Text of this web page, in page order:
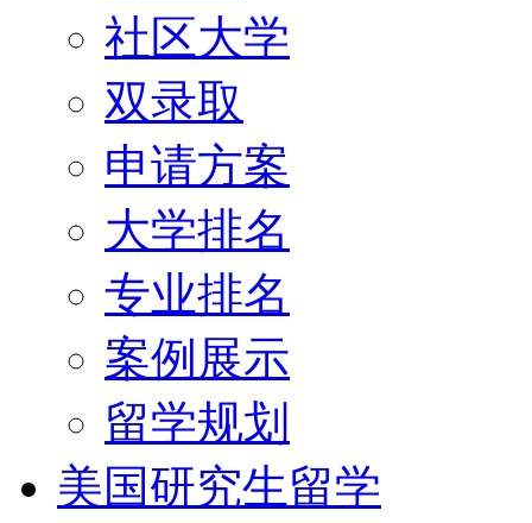
社区大学
双录取
申请方案
大学排名
专业排名
案例展示
留学规划
美国研究生留学